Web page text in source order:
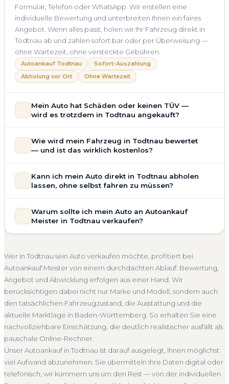
Formular, Telefon oder WhatsApp. Wir erstellen eine
individuelle Bewertung und unterbreiten Ihnen ein faires
Angebot. Wenn alles passt, holen wir Ihr Fahrzeug direkt in
Todtnau ab und zahlen sofort bar oder per Überweisung —
ohne Wartezeit, ohne versteckte Gebühren.
Autoankauf Todtnau
Sofort-Auszahlung
Abholung vor Ort
Ohne Wartezeit
Mein Auto hat Schäden oder keinen TÜV —
wird es trotzdem in Todtnau angekauft?
Motorschaden, Getriebeschaden, abgelaufenem TÜV oder
allgemeinem Reparaturbedarf direkt in Todtnau an. Der
Bewertung ein. Anders als Online-Rechner berücksichtigen
wir den realen Zustand und die aktuelle Nachfrage für eine
Unfallwagen Todtnau Motorschaden
Ohne TÜV
Getriebeschaden
Faire Bewertung
Wie wird mein Fahrzeug in Todtnau bewertet
— und ist das wirklich kostenlos?
ist vollständig kostenlos und unverbindlich. Wir prüfen Marke,
Modell, Baujahr, Kilometerstand, Ausstattung, Pflegezustand
Schätzung, sondern eine fundierte Einschätzung, die nah am
tatsächlichen Verkaufspreis liegt — speziell für den Markt in
Baden-Württemberg.
Unverbindlich
Seriöse Einschätzung
Kann ich mein Auto direkt in Todtnau abholen
lassen, ohne selbst fahren zu müssen?
umfasst die kostenlose Abholung direkt an Ihrer Adresse —
egal ob zu Hause, am Arbeitsplatz oder an einem Treffpunkt
erfolgt direkt bei Übergabe, auf Wunsch übernehmen wir
auch die Abmeldung.
Abholung Todtnau Nicht fahrbereit
Barzahlung
Abmeldung inklusive
Warum sollte ich mein Auto an Autoankauf
Meister in Todtnau verkaufen?
deutschlandweit an — auch in Todtnau und ganz Baden-
Württemberg. Sie erhalten eine kostenlose Bewertung, ein
verbindliches Angebot und auf Wunsch den kompletten
Service von der Abholung bis zur Abmeldung. Über 4.800
zufriedene Kunden sprechen für sich.
Seit 2010 4.800+ Ankäufe
Komplettservice
Baden-Württemberg
Wer in Todtnau sein Auto verkaufen möchte, profitiert bei
Autoankauf Meister von einem durchdachten Ablauf: Bewertung,
Angebot und Abwicklung erfolgen aus einer Hand. Wir
berücksichtigen dabei nicht nur Marke und Modell, sondern auch
den tatsächlichen Fahrzeugzustand, die Ausstattung und die
aktuelle Marktlage in Baden-Württemberg. So erhalten Sie eine
nachvollziehbare Einschätzung, die deutlich realistischer ausfällt als
pauschale Online-Rechner.
Unser Autoankauf in Todtnau ist darauf ausgelegt, Ihnen möglichst
viel Aufwand abzunehmen. Sie übermitteln Ihre Daten digital oder
telefonisch, wir kümmern uns um den Rest — von der individuellen